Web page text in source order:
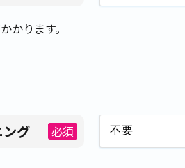
かります。
グ 必須